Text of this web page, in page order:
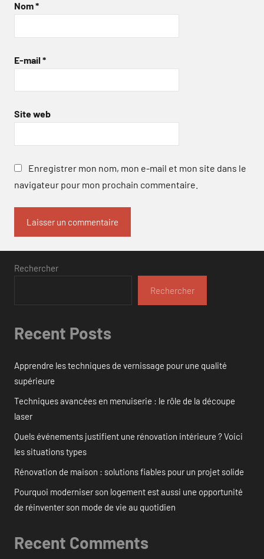
Nom*
E-mail *
Site web
Enregistrer mon nom, mon e-mail et mon site dans le
navigateur pour mon prochain commentaire.
Rechercher
Rechercher
Recent Posts
Apprendre les techniques de vernissage pour une qualité
supérieure
Techniques avancées en menuiserie : le rôle de la découpe
laser
Quels événements justifient une rénovation intérieure ? Voici
les situations types
Rénovation de maison : solutions fiables pour un projet solide
Pourquoi moderniser son logement est aussi une opportunité
de réinventer son mode de vie au quotidien
Recent Comments